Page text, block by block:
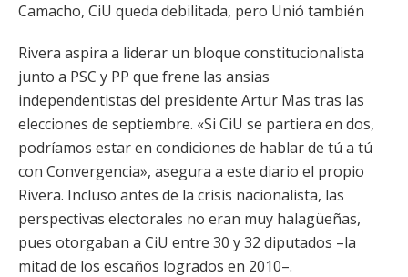
Camacho, CiU queda debilitada, pero Unió también
Rivera aspira a liderar un bloque constitucionalista
junto a PSC y PP que frene las ansias
independentistas del presidente Artur Mas tras las
elecciones de septiembre. «Si CiU se partiera en dos,
podríamos estar en condiciones de hablar de tú a tú
con Convergencia», asegura a este diario el propio
Rivera. Incluso antes de la crisis nacionalista, las
perspectivas electorales no eran muy halagüeñas,
pues otorgaban a CiU entre 30 y 32 diputados –la
mitad de los escaños logrados en 2010–.